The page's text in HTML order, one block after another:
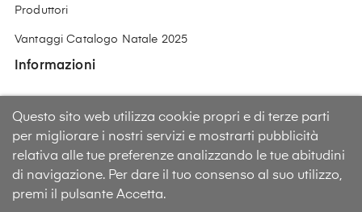
Produttori
Vantaggi Catalogo Natale 2025
Informazioni
Condizioni di Vendita
Informativa sulla Privacy
Assistenza
Questo sito web utilizza cookie propri e di terze parti
per migliorare i nostri servizi e mostrarti pubblicità
relativa alle tue preferenze analizzando le tue abitudini
di navigazione. Per dare il tuo consenso al suo utilizzo,
premi il pulsante Accetta.